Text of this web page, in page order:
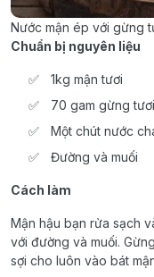
Nước mận ép với gừng
Chuẩn bị nguyên liệu
1kg mận tươi
70 gam gừng
Một chút nước
Đường và muối
Cách làm
Mận hậu bạn rửa sạch
với đường và muối.
sợi cho luôn vào bát